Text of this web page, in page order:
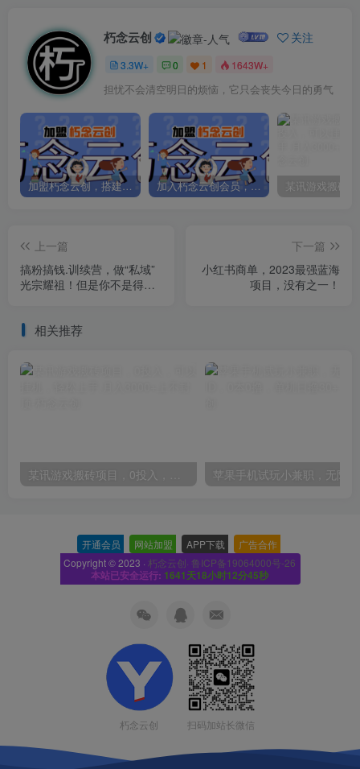
朽念云创 关注
3.3W+ 0 1 1643W+
担忧不会清空明日的烦恼，它只会丧失今日的勇气
加盟朽念云创，搭建同款项目资源站，实现日入2000+ 加入朽念云创会员，全站资源免费学习。
上一篇
搞粉搞钱.训续营，做“私域”
光宗耀祖！但是你不是得先
下一篇
小红书商单，2023最强蓝海
项目，没有之一！
相关推荐
某讯游戏搬砖项目，0投入，可以挂机，轻松上手,月入3000+上不封顶
开通会员 网站加盟 APP下载 广告合作
Copyright © 2023 · 朽念云创· 鲁ICP备19064000号-26
本站已安全运行: 1641天18小时12分46秒
朽念云创 扫码加站长微信